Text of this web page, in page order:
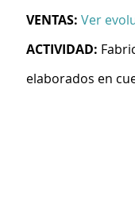
VENTAS: Ver
ACTIVIDAD:
elaborados en